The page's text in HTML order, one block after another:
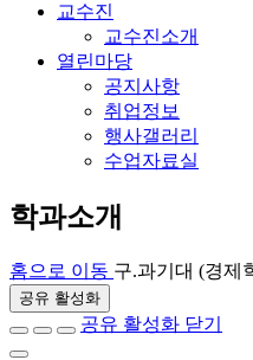
교수진
교수진소개
열린마당
공지사항
취업정보
행사갤러리
수업자료실
학과소개
홈으로 이동 구.과기대 (경제
공유 활성화
공유 활성화 닫기